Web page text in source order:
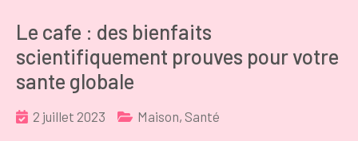
Le cafe : des bienfaits
scientifiquement prouves pour votre
sante globale
2 juillet 2023 Maison, Santé